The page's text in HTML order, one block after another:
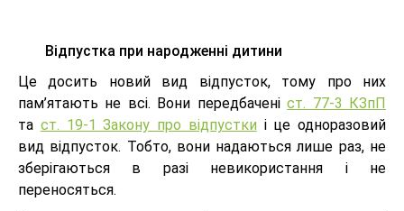
Відпустка при народженні дитини
Це досить новий вид відпусток, тому про них
пам’ятають не всі. Вони передбаченіст. 77-3 КЗпП
та ст. 19-1 Закону про відпусткиі це одноразовий
вид відпусток. Тобто, вони надаються лише раз, не
зберігаються в разі невикористання і не
переносяться.